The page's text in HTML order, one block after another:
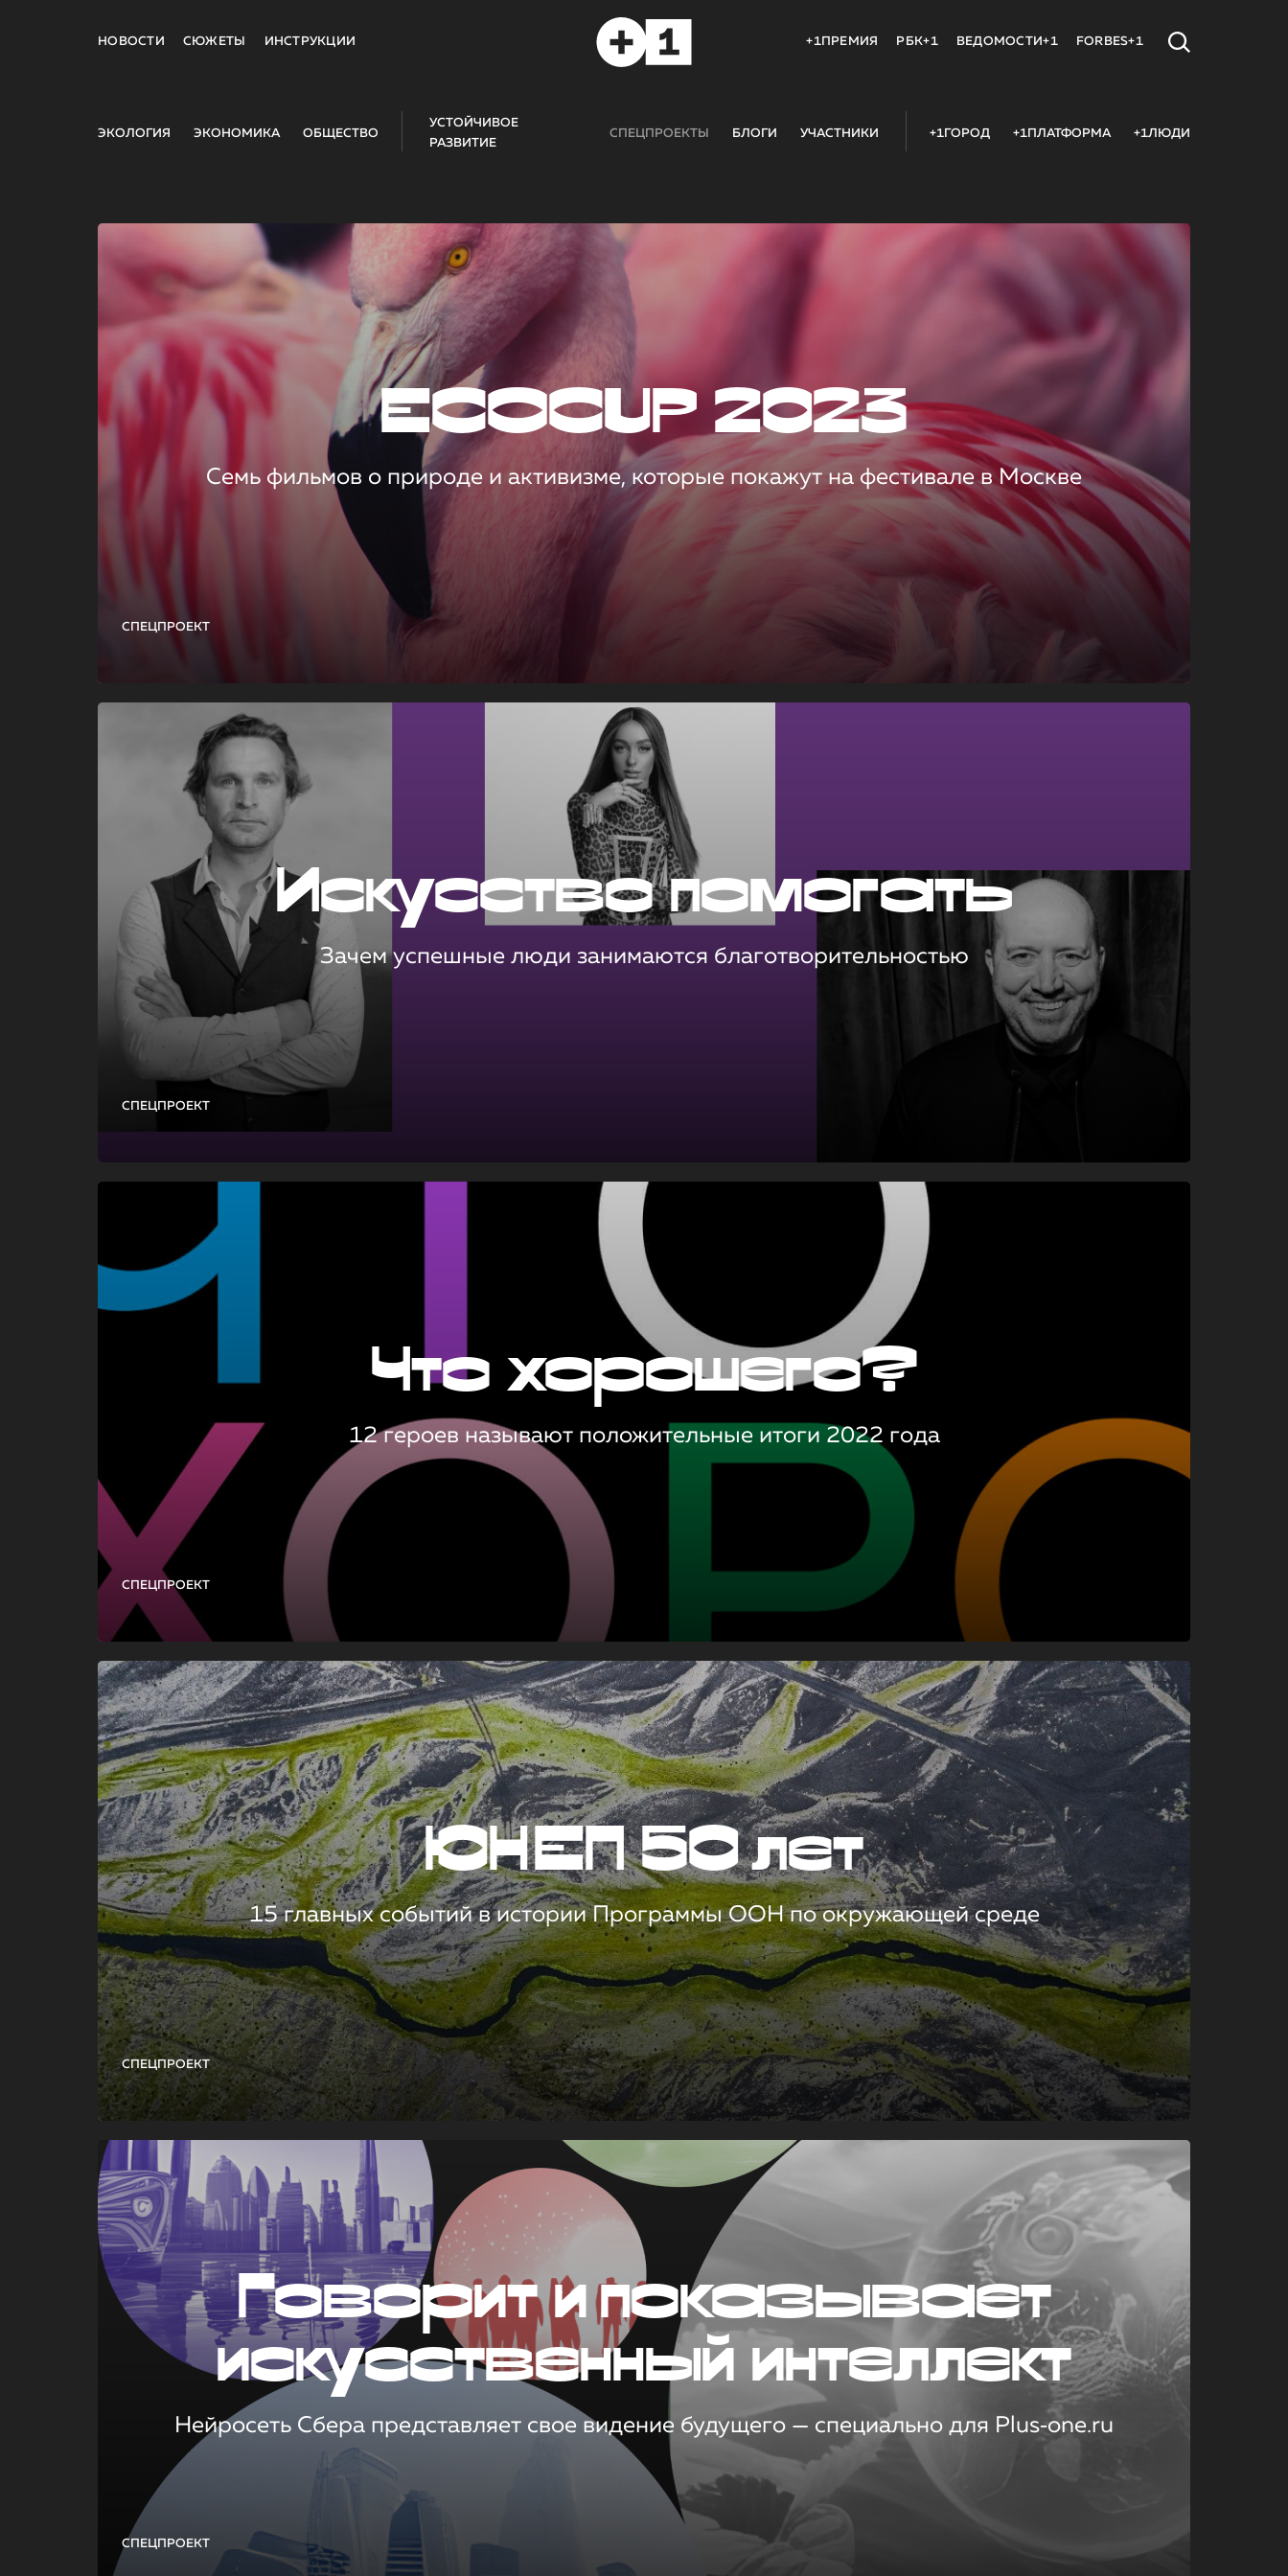
НОВОСТИ СЮЖЕТЫ ИНСТРУКЦИИ +1ПРЕМИЯ РБК+1 ВЕДОМОСТИ+1 FORBES+1
ЭКОЛОГИЯ ЭКОНОМИКА ОБЩЕСТВО
УСТОЙЧИВОЕ
РАЗВИТИЕ
СПЕЦПРОЕКТЫ БЛОГИ УЧАСТНИКИ +1ГОРОД +1ПЛАТФОРМА +1ЛЮДИ
СПЕЦПРОЕКТ
ECOCUP 2023
Семь фильмов о природе и активизме, которые покажут на фестивале в Москве
СПЕЦПРОЕКТ
Искусство помогать
Зачем успешные люди занимаются благотворительностью
СПЕЦПРОЕКТ
Что хорошего?
12 героев называют положительные итоги 2022 года
СПЕЦПРОЕКТ
ЮНЕП 50 лет
15 главных событий в истории Программы ООН по окружающей среде
СПЕЦПРОЕКТ
Говорит и показывает
искусственный интеллект
Нейросеть Сбера представляет свое видение будущего — специально для Plus‑one.ru